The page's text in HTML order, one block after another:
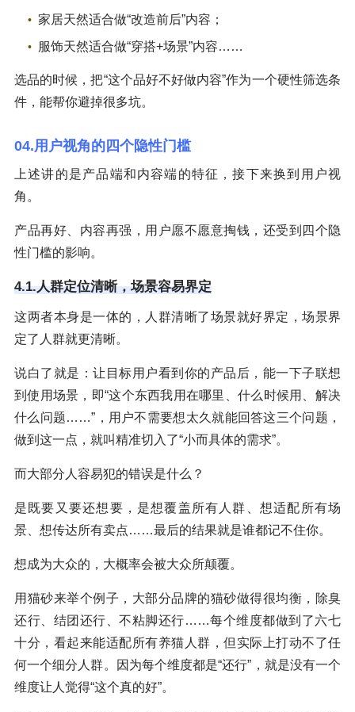
家居天然适合做“改造前后”内容；
服饰天然适合做“穿搭+场景”内容……
选品的时候，把“这个品好不好做内容”作为一个硬性筛选条
件，能帮你避掉很多坑。
04.用户视角的四个隐性门槛
上述讲的是产品端和内容端的特征，接下来换到用户视
角。
产品再好、内容再强，用户愿不愿意掏钱，还受到四个隐
性门槛的影响。
4.1.人群定位清晰，场景容易界定
这两者本身是一体的，人群清晰了场景就好界定，场景界
定了人群就更清晰。
说白了就是：让目标用户看到你的产品后，能一下子联想
到使用场景，即“这个东西我用在哪里、什么时候用、解决
什么问题……”，用户不需要想太久就能回答这三个问题，
做到这一点，就叫精准切入了“小而具体的需求”。
而大部分人容易犯的错误是什么？
是既要又要还想要，是想覆盖所有人群、想适配所有场
景、想传达所有卖点……最后的结果就是谁都记不住你。
想成为大众的，大概率会被大众所颠覆。
用猫砂来举个例子，大部分品牌的猫砂做得很均衡，除臭
还行、结团还行、不粘脚还行……每个维度都做到了六七
十分，看起来能适配所有养猫人群，但实际上打动不了任
何一个细分人群。因为每个维度都是“还行”，就是没有一个
维度让人觉得“这个真的好”。